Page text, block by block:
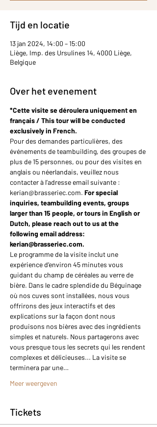
Tijd en locatie
13 jan 2024, 14:00 – 15:00
Liège, Imp. des Ursulines 14, 4000 Liège,
Belgique
Over het evenement
*Cette visite se déroulera uniquement en
français / This tour will be conducted
exclusively in French.
Pour des demandes particulières, des
événements de teambuilding, des groupes de
plus de 15 personnes, ou pour des visites en
anglais ou néerlandais, veuillez nous
contacter à l’adresse email suivante :
kerian@brasseriec.com. For special
inquiries, teambuilding events, groups
larger than 15 people, or tours in English or
Dutch, please reach out to us at the
following email address:
kerian@brasseriec.com.
Le programme de la visite inclut une
expérience d’environ 45 minutes vous
guidant du champ de céréales au verre de
bière. Dans le cadre splendide du Béguinage
où nos cuves sont installées, nous vous
offrirons des jeux interactifs et des
explications sur la façon dont nous
produisons nos bières avec des ingrédients
simples et naturels. Nous partagerons avec
vous presque tous les secrets qui les rendent
complexes et délicieuses... La visite se
terminera par une…
Meer weergeven
Tickets